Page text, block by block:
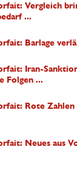
Vergleich
...
Barlage
Iran-
Folgen ...
Rote
Neues aus